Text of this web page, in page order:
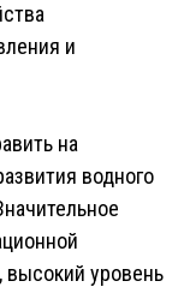
и
на
водного
высокий уровень